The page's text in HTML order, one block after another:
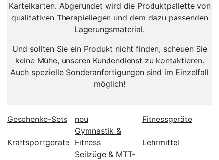
Karteikarten. Abgerundet wird die Produktpallette von
qualitativen Therapieliegen und dem dazu passenden
Lagerungsmaterial.
Und sollten Sie ein Produkt nicht finden, scheuen Sie
keine Mühe, unseren Kundendienst zu kontaktieren.
Auch spezielle Sonderanfertigungen sind im Einzelfall
möglich!
Geschenke-Sets neu Fitnessgeräte
Kraftsportgeräte
Gymnastik &
Fitness
Lehrmittel
Seilzüge & MTT-